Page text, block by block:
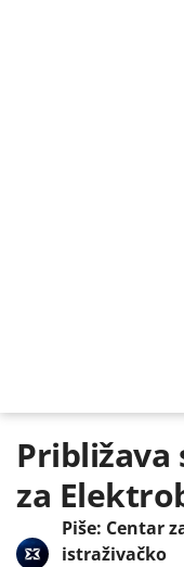
Približava
za
Piše: Centar
istraživačko